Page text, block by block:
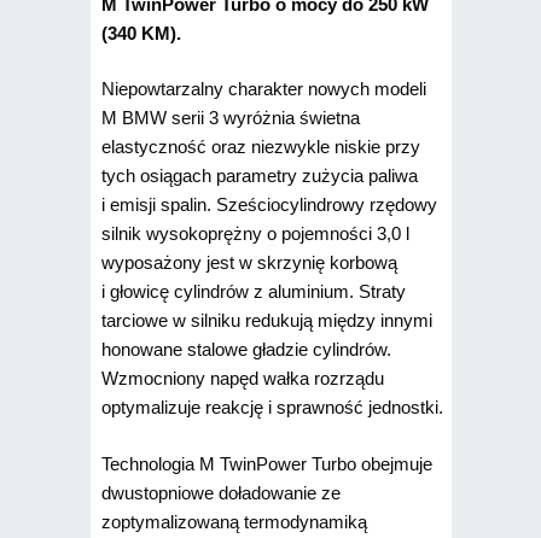
(340 KM).
Niepowtarzalny charakter nowych modeli
M BMW serii 3 wyróżnia świetna
elastyczność oraz niezwykle niskie przy
tych osiągach parametry zużycia paliwa
i emisji spalin. Sześciocylindrowy rzędowy
silnik wysokoprężny o pojemności 3,0 l
wyposażony jest w skrzynię korbową
i głowicę cylindrów z aluminium. Straty
tarciowe w silniku redukują między innymi
honowane stalowe gładzie cylindrów.
Wzmocniony napęd wałka rozrządu
optymalizuje reakcję i sprawność jednostki.
Technologia M TwinPower Turbo obejmuje
dwustopniowe doładowanie ze
zoptymalizowaną termodynamiką